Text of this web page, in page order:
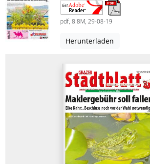
pdf, 8.8M, 29-08-19
Herunterladen